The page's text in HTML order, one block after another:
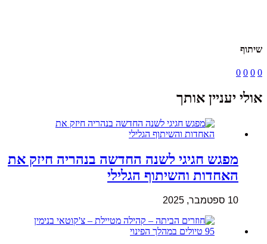
שיתוף
0
0
0
0
אולי יעניין אותך
מפגש חגיגי לשנה החדשה בנהריה חיזק את
האחדות והשיתוף הגלילי
10 ספטמבר, 2025